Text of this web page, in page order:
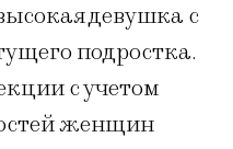
девушка с
подростка.
с учетом
женщин